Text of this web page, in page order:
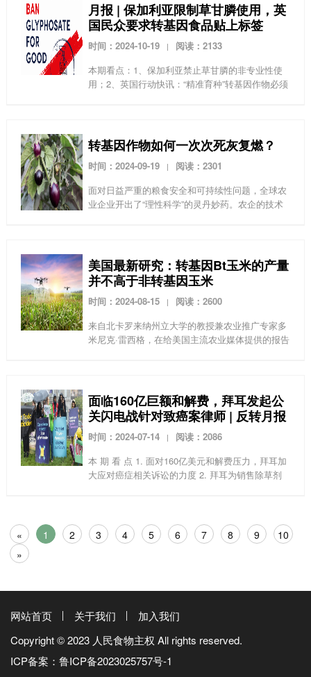
月报 | 保加利亚限制草甘膦使用，英
国民众要求转基因食品贴上标签
时间：2024-10-19 |
阅读：2133
本期看点：1、保加利亚禁止草甘膦的非专业性使
用；2、英国行动快讯：“精准育种”转基因作物必须
转基因作物如何一次次死灰复燃？
时间：2024-09-19 |
阅读：2301
面对日益严重的粮食安全和可持续性问题，全球农
业企业开出了“理性科学”的灵丹妙药。农企的技术
美国最新研究：转基因Bt玉米的产量
并不高于非转基因玉米
时间：2024-08-15 |
阅读：2600
来自北卡罗来纳州立大学的教授兼农业推广专家多
米尼克·雷西格，在给美国主流农业媒体提供的报告
面临160亿巨额和解费，拜耳发起公
关闪电战针对致癌案律师 | 反转月报
时间：2024-07-14 |
阅读：2086
本 期 看 点 1. 面对160亿美元和解费压力，拜耳加
大应对癌症相关诉讼的力度 2. 拜耳为销售除草剂
« 1 2 3 4 5 6 7 8 9
10
»
网站首页 关于我们
加入我们
Copyright © 2023 人民食物主权 All rights reserved.
ICP备案： 鲁ICP备2023025757号-1